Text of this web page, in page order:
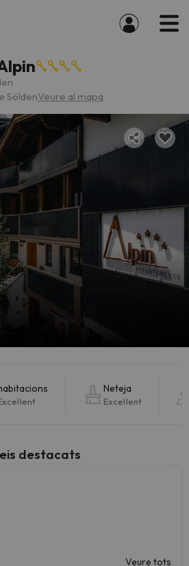
SöldenVeure al mapa
Neteja
Excel·lent
destacats
Veure tots